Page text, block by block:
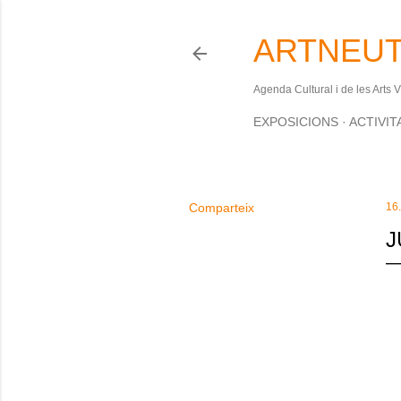
Agenda Cultural i de les Arts
EXPOSICIONS
Comparteix